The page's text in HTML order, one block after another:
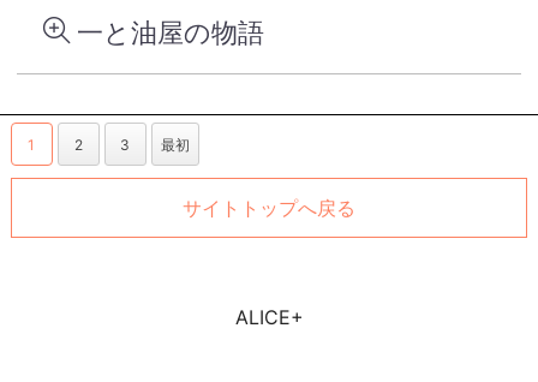
一と油屋の物語
1 2 3 最初
サイトトップへ戻る
ALICE+